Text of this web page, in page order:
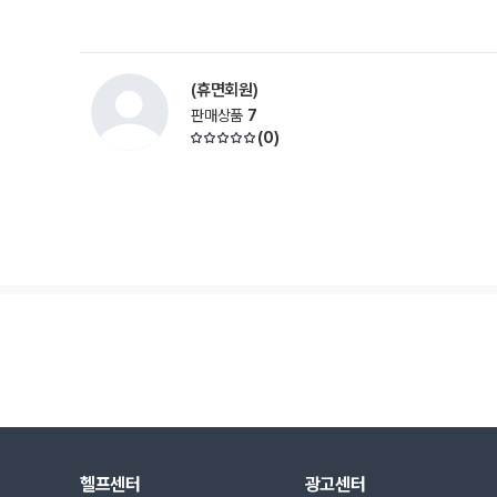
(휴면회원)
판매상품 7
(0)
헬프센터 광고센터